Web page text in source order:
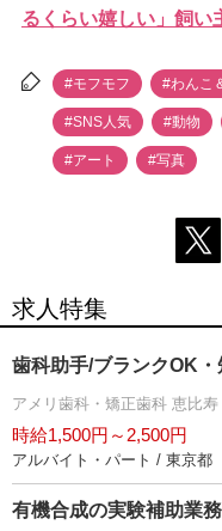
るくらい嬉しい」飼い
#モフモフ #わんこ
#SNS人気 #動物
#アート #写真
求人特集
歯科助手/ブランクOK・
アメリ歯科・矯正歯科 恵比寿
時給1,500円～2,500円
アルバイト・パート / 東京都
有機合成の実験補助業